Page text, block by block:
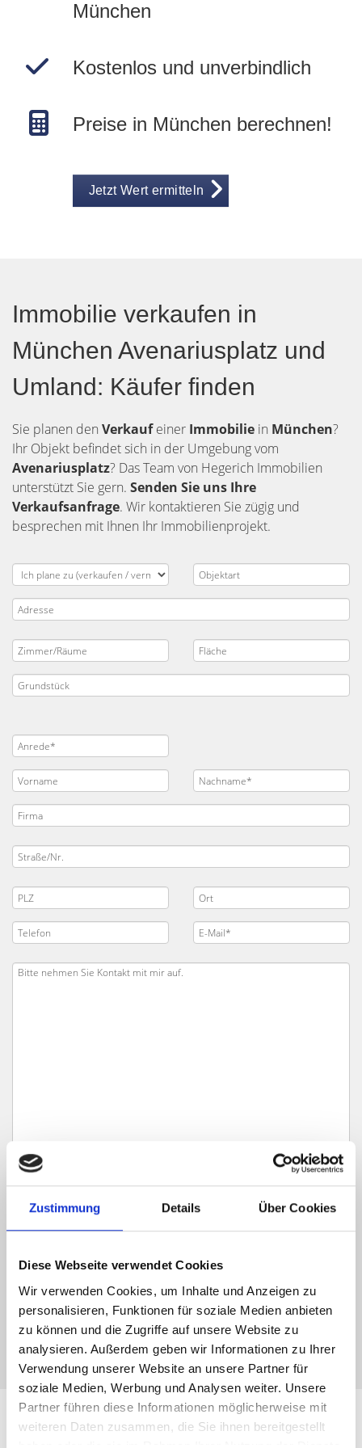
Zustimmung Details Über Cookies
Diese Webseite verwendet Cookies
Wir verwenden Cookies, um Inhalte und Anzeigen zu
personalisieren, Funktionen für soziale Medien anbieten
zu können und die Zugriffe auf unsere Website zu
analysieren. Außerdem geben wir Informationen zu Ihrer
Verwendung unserer Website an unsere Partner für
soziale Medien, Werbung und Analysen weiter. Unsere
Partner führen diese Informationen möglicherweise mit
weiteren Daten zusammen, die Sie ihnen bereitgestellt
München
Kostenlos und unverbindlich
Preise in München berechnen!
Jetzt Wert ermitteln
Immobilie verkaufen in
München Avenariusplatz und
Umland: Käufer finden
Sie planen den Verkaufeiner Immobilie in München?
Ihr Objekt befindet sich in der Umgebung vom
Avenariusplatz? Das Team von Hegerich Immobilien
unterstützt Sie gern. Senden Sie uns Ihre
Verkaufsanfrage. Wir kontaktieren Sie zügig und
besprechen mit Ihnen Ihr Immobilienprojekt.
Ich habe dieDatenschutzerklärungzur Kenntnis genommen. Ich stimme
zu, dass meine Angaben und Daten zur Beantwortung meiner Anfrage
an info@hegerich-immobilien.de widerrufen. *
* Pflichtfelder
Leistungen für Immobilien-